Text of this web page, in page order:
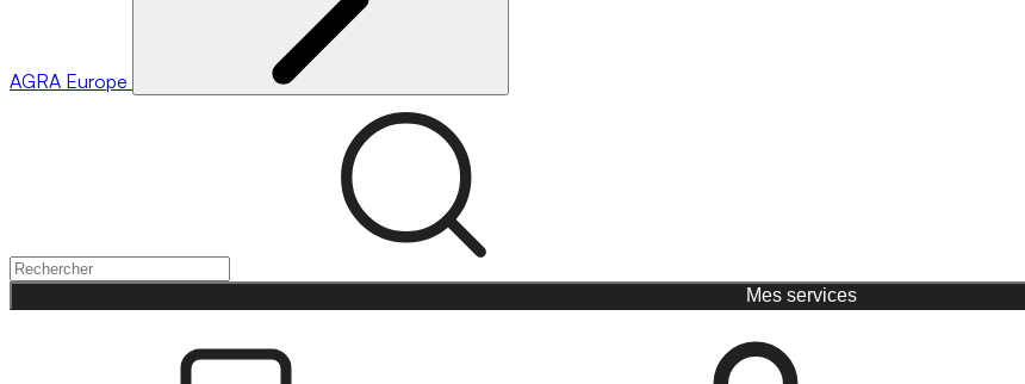
AGRA Europe
Mes services